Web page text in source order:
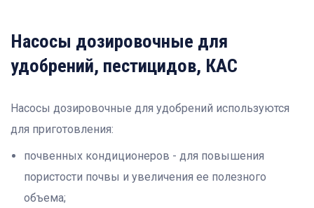
Насосы дозировочные для
удобрений, пестицидов, КАС
Насосы дозировочные для удобрений используются
для приготовления:
почвенных кондиционеров - для повышения
пористости почвы и увеличения ее полезного
объема;